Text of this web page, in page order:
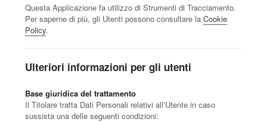
Questa Applicazione fa utilizzo di Strumenti di Tracciamento.
Per saperne di più, gli Utenti possono consultare laCookie
Policy.
Ulteriori informazioni per gli utenti
Base giuridica del trattamento
Il Titolare tratta Dati Personali relativi all’Utente in caso
sussista una delle seguenti condizioni: